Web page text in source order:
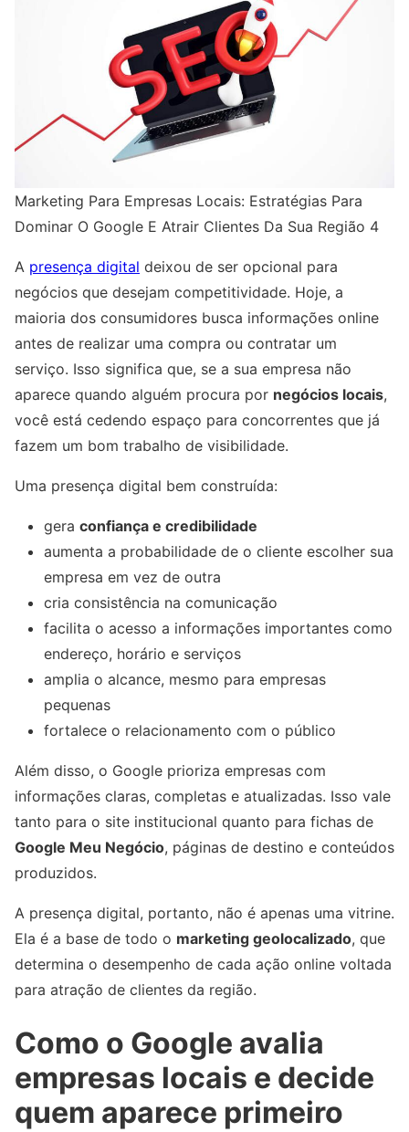
Marketing Para Empresas Locais: Estratégias Para
Dominar O Google E Atrair Clientes Da Sua Região 4
A presença digital deixou de ser opcional para
negócios que desejam competitividade. Hoje, a
maioria dos consumidores busca informações online
antes de realizar uma compra ou contratar um
serviço. Isso significa que, se a sua empresa não
aparece quando alguém procura por negócios locais,
você está cedendo espaço para concorrentes que já
fazem um bom trabalho de visibilidade.
Uma presença digital bem construída:
gera confiança e credibilidade
aumenta a probabilidade de o cliente escolher sua
empresa em vez de outra
cria consistência na comunicação
facilita o acesso a informações importantes como
endereço, horário e serviços
amplia o alcance, mesmo para empresas
pequenas
fortalece o relacionamento com o público
Além disso, o Google prioriza empresas com
informações claras, completas e atualizadas. Isso vale
tanto para o site institucional quanto para fichas de
Google Meu Negócio, páginas de destino e conteúdos
produzidos.
A presença digital, portanto, não é apenas uma vitrine.
Ela é a base de todo o marketing geolocalizado, que
determina o desempenho de cada ação online voltada
para atração de clientes da região.
Como o Google avalia
empresas locais e decide
quem aparece primeiro